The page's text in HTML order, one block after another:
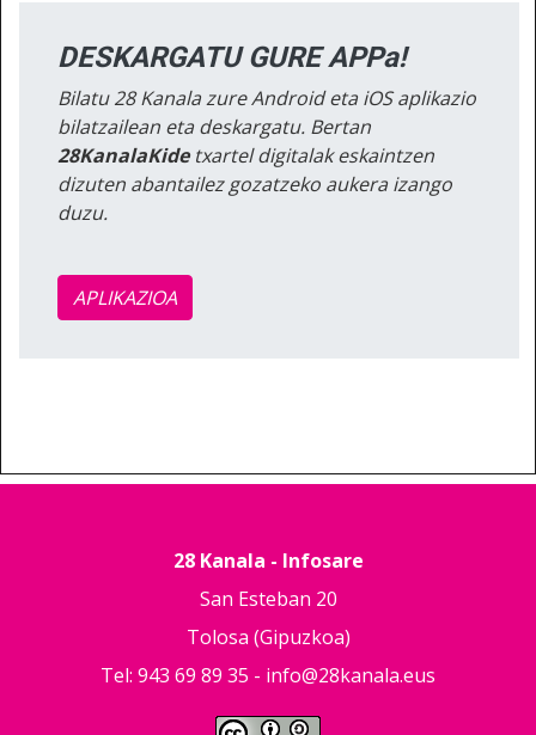
DESKARGATU GURE APPa!
Bilatu 28 Kanala zure Android eta iOS aplikazio
bilatzailean eta deskargatu. Bertan
28KanalaKidetxartel digitalak eskaintzen
dizuten abantailez gozatzeko aukera izango
duzu.
APLIKAZIOA
28 Kanala - Infosare
San Esteban 20
Tolosa (Gipuzkoa)
Tel: 943 69 89 35 - info@28kanala.eus